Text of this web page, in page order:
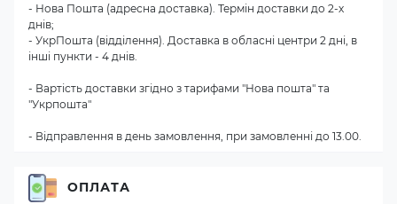
- Нова Пошта (адресна доставка). Термін доставки до 2-х
днів;
- УкрПошта (відділення). Доставка в обласні центри 2 дні, в
інші пункти - 4 днів.
- Вартість доставки згідно з тарифами "Нова пошта" та
"Укрпошта"
- Відправлення в день замовлення, при замовленні до 13.00.
ОПЛАТА